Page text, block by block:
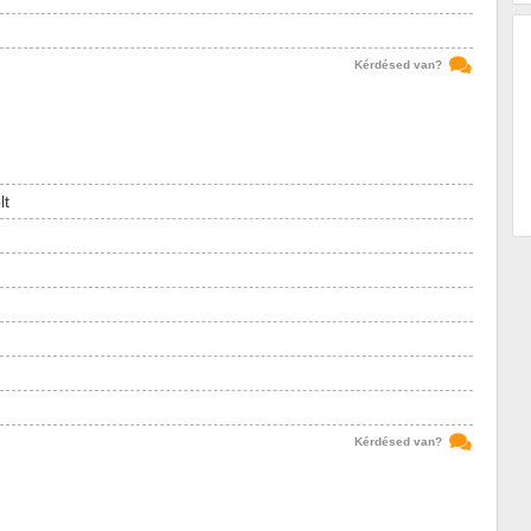
Kérdésed van?
Kérdésed van?